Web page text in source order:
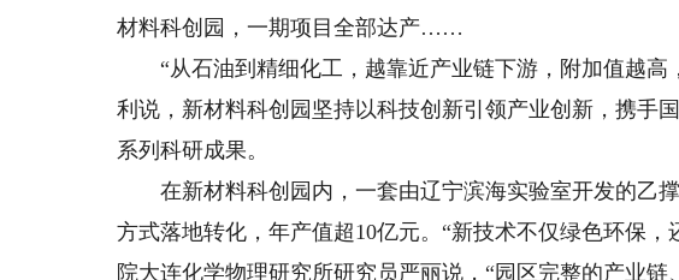
材料科创园，一期项目全部达产……
“从石油到精细化工，越靠近产业链下游，附加值越高
利说，新材料科创园坚持以科技创新引领产业创新，携手
系列科研成果。
在新材料科创园内，一套由辽宁滨海实验室开发的乙
方式落地转化，年产值超10亿元。“新技术不仅绿色环保
院大连化学物理研究所研究员严丽说，“园区完整的产业